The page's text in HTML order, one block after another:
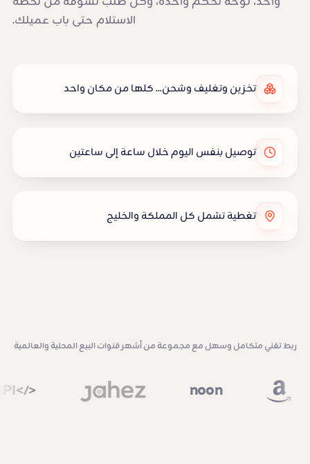
الاستلام حتى باب عميلك.
تخزين وتغليف وشحن... كلها من مكان واحد
توصيل بنفس اليوم خلال ساعة إلى ساعتين
تغطية تشمل كل المملكة والخليج
ربط تقني متكامل وسهل مع مجموعة من أشهر قنوات البيع المحلية والعالمية
</>
Custom API